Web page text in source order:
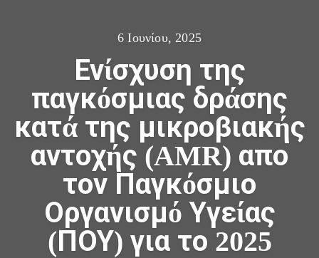
6 Ιουνίου, 2025
Ενίσχυση της
παγκόσμιας δράσης
κατά της μικροβιακής
αντοχής (AMR) απο
τον Παγκόσμιο
Οργανισμό Υγείας
(ΠΟΥ) για το 2025